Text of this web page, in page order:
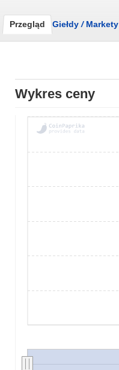
Przegląd Giełdy /Markety
Wykres ceny